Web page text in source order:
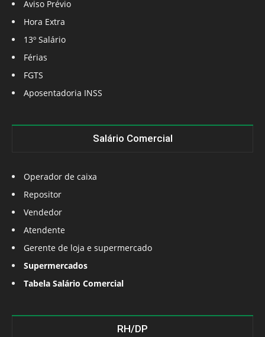
Aviso Prévio
Hora Extra
13º Salário
Férias
FGTS
Aposentadoria INSS
Salário Comercial
Operador de caixa
Repositor
Vendedor
Atendente
Gerente de loja e supermercado
Supermercados
Tabela Salário Comercial
RH/DP